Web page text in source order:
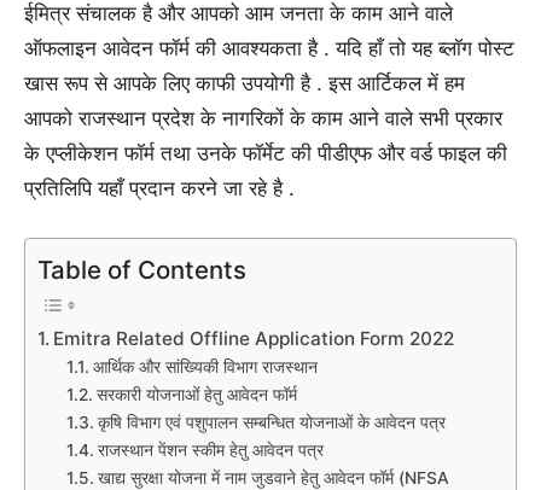
ईमित्र संचालक है और आपको आम जनता के काम आने वाले
ऑफलाइन आवेदन फॉर्म की आवश्यकता है . यदि हाँ तो यह ब्लॉग पोस्ट
खास रूप से आपके लिए काफी उपयोगी है . इस आर्टिकल में हम
आपको राजस्थान प्रदेश के नागरिकों के काम आने वाले सभी प्रकार
के एप्लीकेशन फॉर्म तथा उनके फॉर्मेट की पीडीएफ और वर्ड फाइल की
प्रतिलिपि यहाँ प्रदान करने जा रहे है .
Table of Contents
Emitra Related Offline Application Form 2022
आर्थिक और सांख्यिकी विभाग राजस्थान
सरकारी योजनाओं हेतु आवेदन फॉर्म
कृषि विभाग एवं पशुपालन सम्बन्धित योजनाओं के आवेदन पत्र
राजस्थान पेंशन स्कीम हेतु आवेदन पत्र
खाद्य सुरक्षा योजना में नाम जुडवाने हेतु आवेदन फॉर्म (NFSA